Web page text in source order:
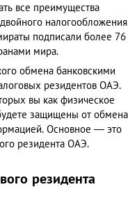
все преимущества
подписали более 76
мира.
обмена банковскими
резидентов ОАЭ.
вы как физическое
защищены от обмена
Основное — это
резидента ОАЭ.
резидента